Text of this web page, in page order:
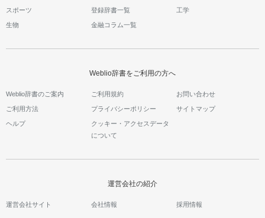
スポーツ 登録辞書一覧 工学
生物 金融コラム一覧
Weblio辞書をご利用の方へ
Weblio辞書のご案内 ご利用規約 お問い合わせ
ご利用方法 プライバシーポリシー サイトマップ
ヘルプ
クッキー・アクセスデータ
について
運営会社の紹介
運営会社サイト 会社情報 採用情報